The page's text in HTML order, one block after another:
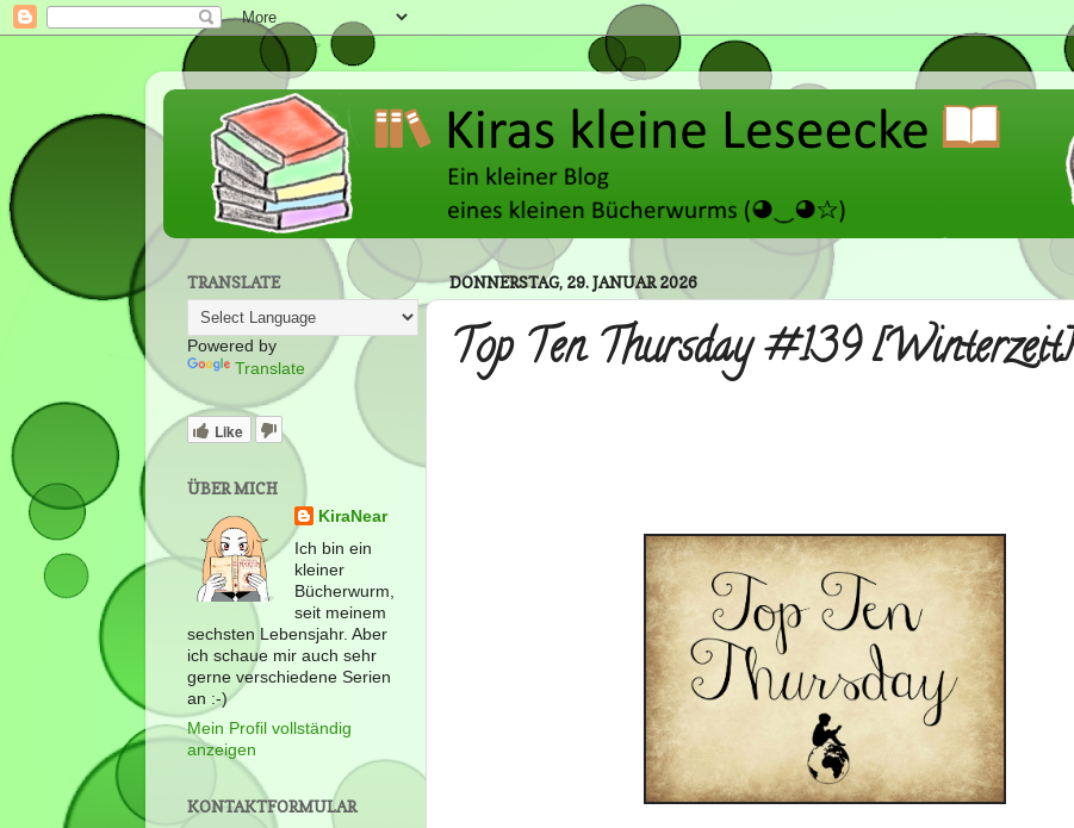
DONNERSTAG, 29. JANUAR 2026
Top Ten Thursday #139 [Winterzeit]
TRANSLATE
Powered by
Translate
Like
ÜBER MICH
KiraNear
Ich bin ein
kleiner
Bücherwurm,
seit meinem
sechsten Lebensjahr. Aber
ich schaue mir auch sehr
gerne verschiedene Serien
an :-)
Mein Profil vollständig
anzeigen
KONTAKTFORMULAR